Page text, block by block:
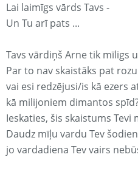
Lai laimīgs vārds Tavs -
Un Tu arī pats ...
Tavs vārdiņš Arne tik mīligs
Par to nav skaistāks pat
vai esi redzējusi/is kā ezers
kā milijoniem dimantos
Ieskaties, šis skaistums Tevi
Daudz mīļu vardu Tev
jo vardadiena Tev vairs